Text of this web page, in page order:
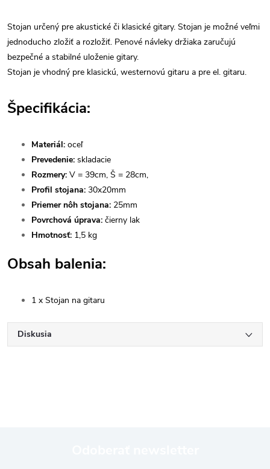
Stojan určený pre akustické či klasické gitary. Stojan je možné veľmi
jednoducho zložiť a rozložiť. Penové návleky držiaka zaručujú
bezpečné a stabilné uloženie gitary.
Stojan je vhodný pre klasickú, westernovú gitaru a pre el. gitaru.
Špecifikácia:
Materiál: oceľ
Prevedenie: skladacie
Rozmery: V = 39cm, Š = 28cm,
Profil stojana: 30x20mm
Priemer nôh stojana: 25mm
Povrchová úprava: čierny lak
Hmotnosť: 1,5 kg
Obsah balenia:
1 x Stojan na gitaru
Diskusia